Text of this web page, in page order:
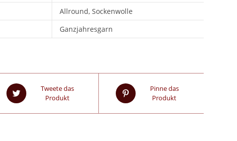
Allround, Sockenwolle
Ganzjahresgarn
Tweete das
Produkt
Pinne das
Produkt